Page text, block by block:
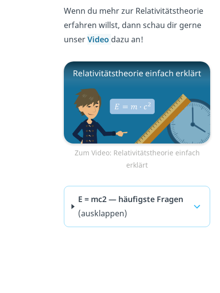
Wenn du mehr zur Relativitätstheorie
erfahren willst, dann schau dir gerne
unserVideo dazu an!
Zum Video: Relativitätstheorie einfach
erklärt
E = mc2 — häufigste Fragen
(ausklappen)